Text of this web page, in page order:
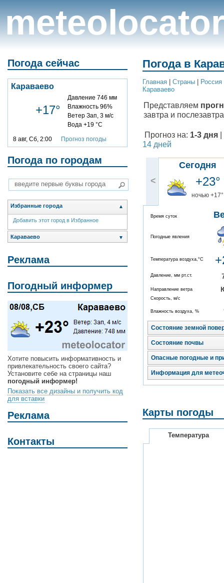
meteolocator
Погода сейчас
Караваево
+17°
Давление 746 мм
Влажность 96%
Ветер Зап, 3 м/с
Вода +19 °C
8 авг, Сб, 2:00 Прогноз погоды
Погода по городам
Избранные города ▲
Добавить этот город в Избранное
Караваево ▼
Реклама
Погодный информер
Хотите повысить информативность и
привлекательность своего сайта?
Установите себе на страницы наш
погодный информер!
Показать все дизайны и получить код
для вставки
Реклама
Контакты
Погода в
Главная Cтраны Россия
Караваево
Представляем
завтра и
Прогноз на: 1-3 дня
14 дней
<
Сегодня
+23°
ночью +17°
Время суток
Погодные явления
Температура воздуха,°C
Давление, мм рт.ст.
Направление ветра
Скорость, м/с
Влажность воздуха, %
Состояние земной
Состояние почвы
Опасные погодные и
Информация для
Карты погоды
Температура